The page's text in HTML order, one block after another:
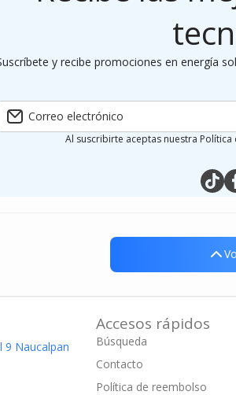
y recibe promociones en energía
Correo electrónico
Al suscribirte aceptas nuestra
9 Naucalpan
Accesos rápidos
Búsqueda
Contacto
Política de reembolso